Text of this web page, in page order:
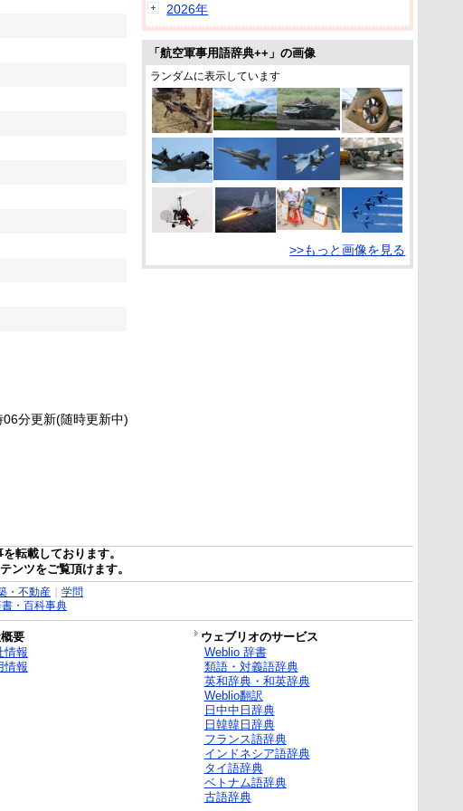
分更新(随時更新中)
2026年
「航空軍事用語辞典++」の画像
ランダムに表示しています
>>もっと画像を見る
転載しております。
ンツをご覧頂けます。
・不動産｜ 学問
書・百科事典
要
ウェブリオのサービス
情報
情報
Weblio 辞書
類語・対義語辞典
英和辞典・和英辞典
Weblio翻訳
日中中日辞典
日韓韓日辞典
フランス語辞典
インドネシア語辞典
タイ語辞典
ベトナム語辞典
古語辞典